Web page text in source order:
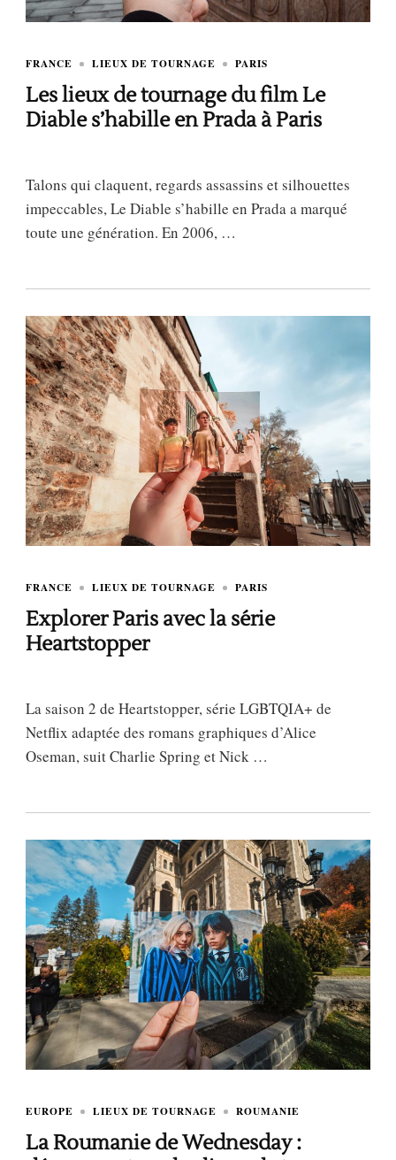
FRANCE LIEUX DE TOURNAGE PARIS
Les lieux de tournage du film Le
Diable s’habille en Prada à Paris
Talons qui claquent, regards assassins et silhouettes
impeccables, Le Diable s’habille en Prada a marqué
toute une génération. En 2006, …
FRANCE LIEUX DE TOURNAGE PARIS
Explorer Paris avec la série
Heartstopper
La saison 2 de Heartstopper, série LGBTQIA+ de
Netflix adaptée des romans graphiques d’Alice
Oseman, suit Charlie Spring et Nick …
EUROPE LIEUX DE TOURNAGE ROUMANIE
La Roumanie de Wednesday :